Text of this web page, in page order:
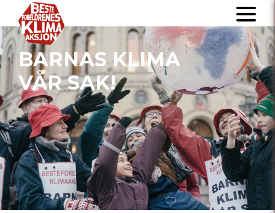
BARNAS KLIMA
VÅR SAK!